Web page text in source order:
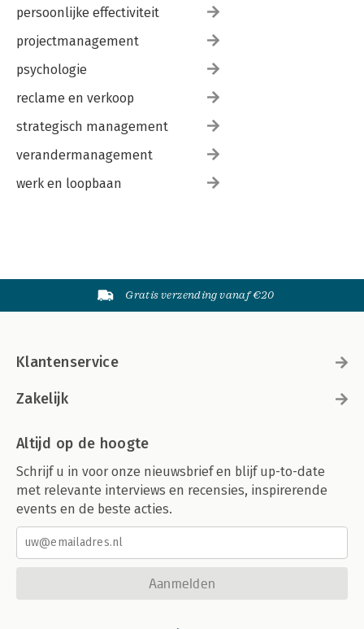
persoonlijke effectiviteit
projectmanagement
psychologie
reclame en verkoop
strategisch management
verandermanagement
werk en loopbaan
Gratis verzending vanaf €20
Klantenservice
Zakelijk
Altijd op de hoogte
Schrijf u in voor onze nieuwsbrief en blijf up-to-date
met relevante interviews en recensies, inspirerende
events en de beste acties.
Aanmelden